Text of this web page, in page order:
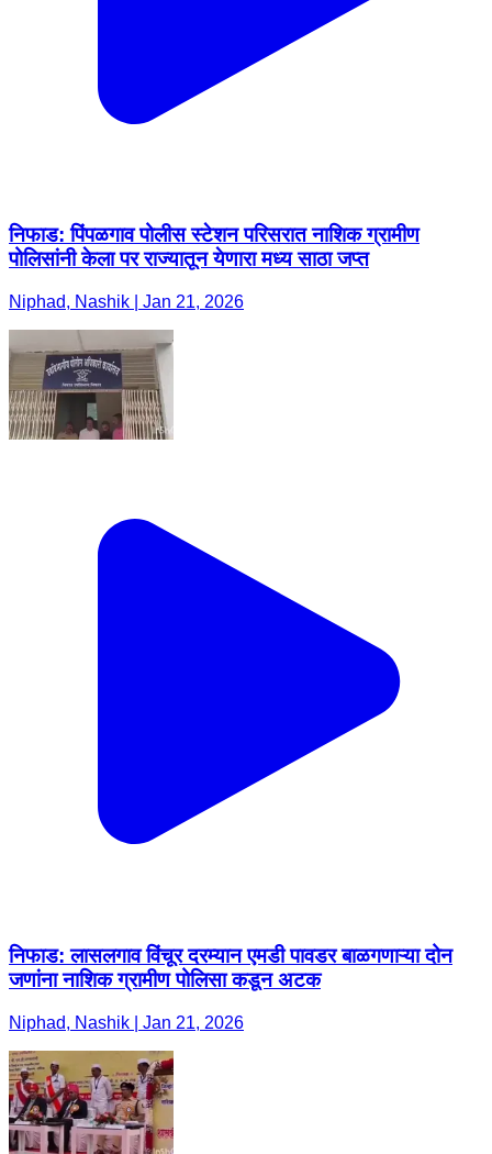
निफाड: पिंपळगाव पोलीस स्टेशन परिसरात नाशिक ग्रामीण
पोलिसांनी केला पर राज्यातून येणारा मध्य साठा जप्त
Niphad, Nashik | Jan 21, 2026
निफाड: लासलगाव विंचूर दरम्यान एमडी पावडर बाळगणाऱ्या दोन
जणांना नाशिक ग्रामीण पोलिसा कडून अटक
Niphad, Nashik | Jan 21, 2026